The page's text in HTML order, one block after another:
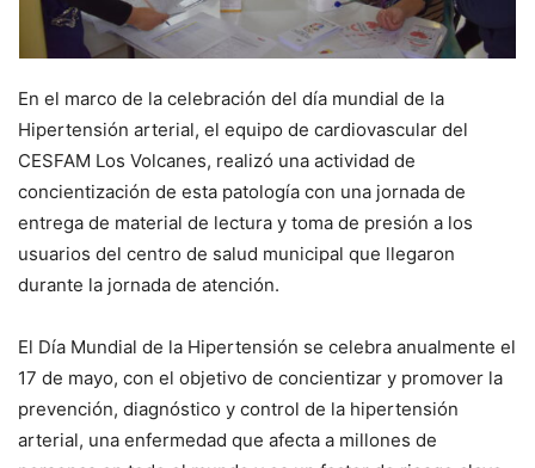
En el marco de la celebración del día mundial de la
Hipertensión arterial, el equipo de cardiovascular del
CESFAM Los Volcanes, realizó una actividad de
concientización de esta patología con una jornada de
entrega de material de lectura y toma de presión a los
usuarios del centro de salud municipal que llegaron
durante la jornada de atención.
El Día Mundial de la Hipertensión se celebra anualmente el
17 de mayo, con el objetivo de concientizar y promover la
prevención, diagnóstico y control de la hipertensión
arterial, una enfermedad que afecta a millones de